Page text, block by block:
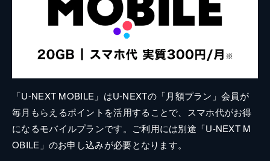
「U-NEXT MOBILE」はU-NEXTの「月額プラン」会員が
毎月もらえるポイントを活用することで、スマホ代がお得
になるモバイルプランです。ご利用には別途「U-NEXT M
OBILE」のお申し込みが必要となります。